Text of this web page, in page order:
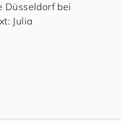
Düsseldorf bei
Julia